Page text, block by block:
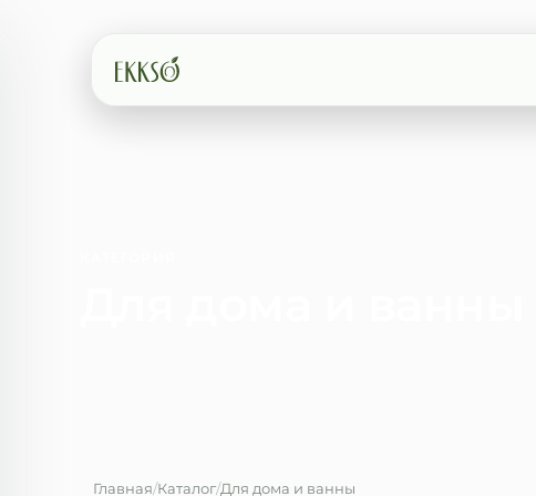
Главная/Каталог/Для дома и ванны